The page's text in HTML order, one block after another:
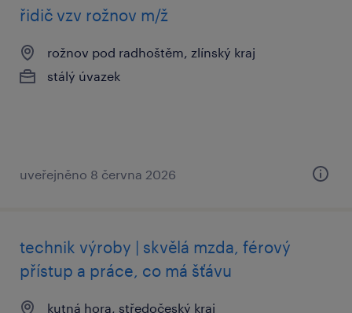
řidič vzv rožnov m/ž
rožnov pod radhoštěm, zlínský kraj
stálý úvazek
uveřejněno 8 června 2026
technik výroby | skvělá mzda, férový
přístup a práce, co má šťávu
kutná hora, středočeský kraj